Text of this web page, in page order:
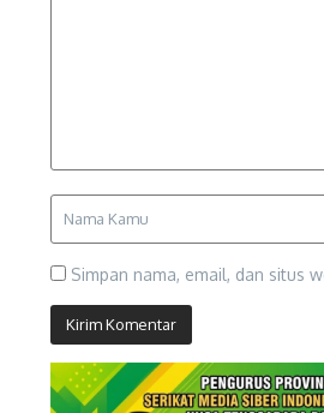
Simpan nama, email, dan situs